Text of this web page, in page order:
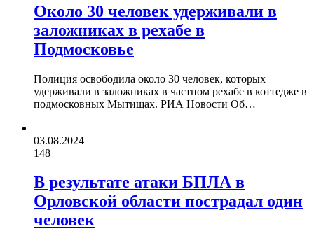
Около 30 человек удерживали в
заложниках в рехабе в
Подмосковье
Полиция освободила около 30 человек, которых
удерживали в заложниках в частном рехабе в коттедже в
подмосковных Мытищах. РИА Новости Об…
03.08.2024
148
В результате атаки БПЛА в
Орловской области пострадал один
человек